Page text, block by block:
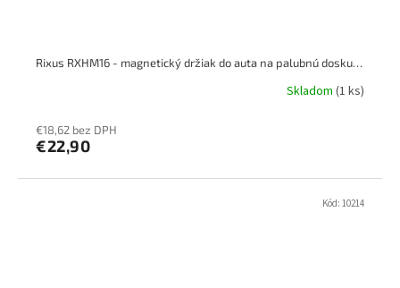
Rixus RXHM16 - magnetický držiak do auta na palubnú dosku/sklo
Skladom (1 ks)
€18,62 bez DPH
€22,90
Kód: 10214